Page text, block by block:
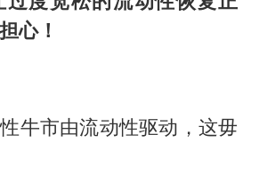
心！
牛市由流动性驱动，这毋